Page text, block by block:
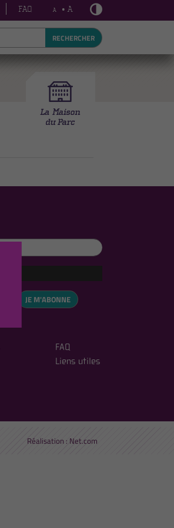
FAQ A • A
RECHERCHER
JE M'ABONNE
FAQ
Liens utiles
Réalisation : Net.com